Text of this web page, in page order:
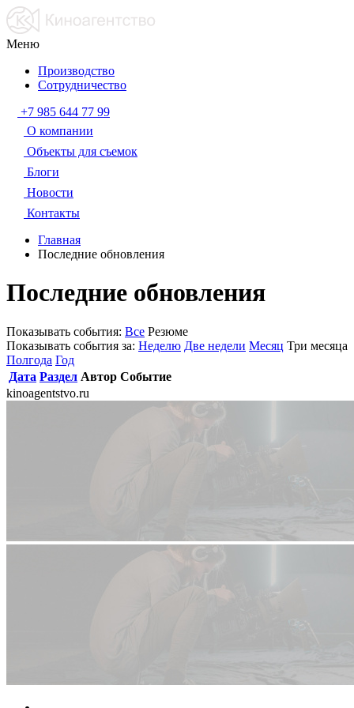
Меню
Производство
Сотрудничество
+7 985 644 77 99
О компании
Объекты для съемок
Блоги
Новости
Контакты
Главная
Последние обновления
Последние обновления
Показывать события: Все Резюме
Показывать события за: Неделю Две недели Месяц Три месяца
Полгода Год
Дата Раздел Автор Событие
kinoagentstvo.ru